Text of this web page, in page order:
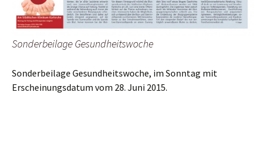
Sonderbeilage Gesundheitswoche
Sonderbeilage Gesundheitswoche, im Sonntag mit
Erscheinungsdatum vom 28. Juni 2015.